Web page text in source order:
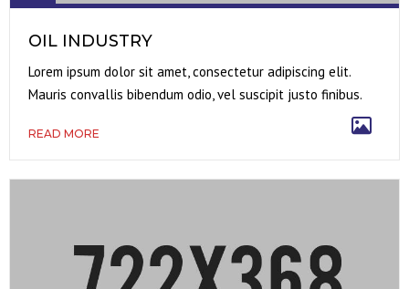
OIL INDUSTRY
Lorem ipsum dolor sit amet, consectetur adipiscing elit.
Mauris convallis bibendum odio, vel suscipit justo finibus.
READ MORE